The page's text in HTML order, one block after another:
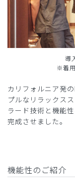
導
※着
カリフォルニア発
プルなリラックス
ラード技術と機能
完成させました。
機能性のご紹介